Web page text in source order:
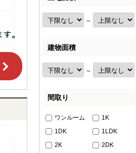
～
建物面積
～
間取り
ワンルーム
1K
1DK
1LDK
2K
2DK